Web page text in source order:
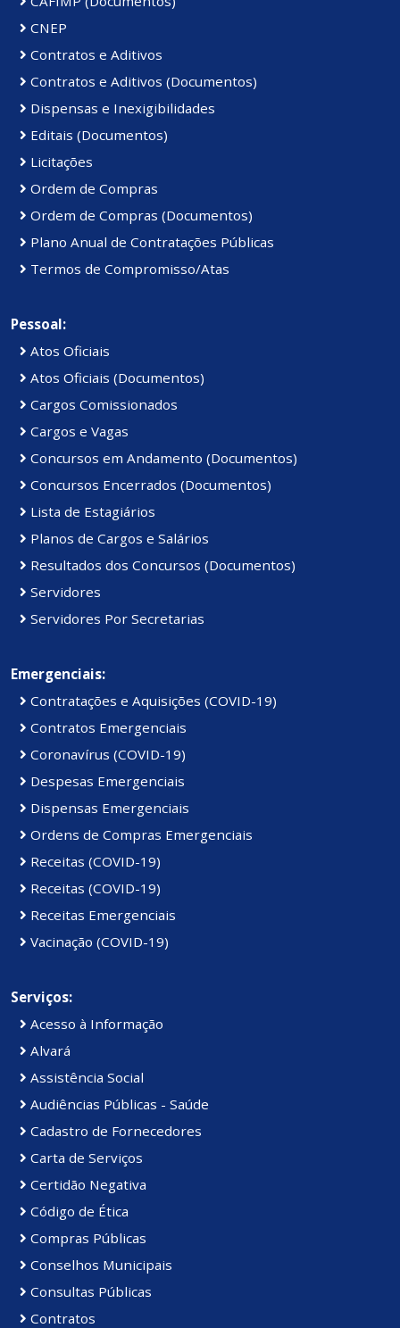
CNEP
Contratos e Aditivos
Contratos e Aditivos (Documentos)
Dispensas e Inexigibilidades
Editais (Documentos)
Licitações
Ordem de Compras
Ordem de Compras (Documentos)
Plano Anual de Contratações Públicas
Termos de Compromisso/Atas
Pessoal:
Atos Oficiais
Atos Oficiais (Documentos)
Cargos Comissionados
Cargos e Vagas
Concursos em Andamento (Documentos)
Concursos Encerrados (Documentos)
Lista de Estagiários
Planos de Cargos e Salários
Resultados dos Concursos (Documentos)
Servidores
Servidores Por Secretarias
Emergenciais:
Contratações e Aquisições (COVID-19)
Contratos Emergenciais
Coronavírus (COVID-19)
Despesas Emergenciais
Dispensas Emergenciais
Ordens de Compras Emergenciais
Receitas (COVID-19)
Receitas (COVID-19)
Receitas Emergenciais
Vacinação (COVID-19)
Serviços:
Acesso à Informação
Alvará
Assistência Social
Audiências Públicas - Saúde
Cadastro de Fornecedores
Carta de Serviços
Certidão Negativa
Código de Ética
Compras Públicas
Conselhos Municipais
Consultas Públicas
Contratos